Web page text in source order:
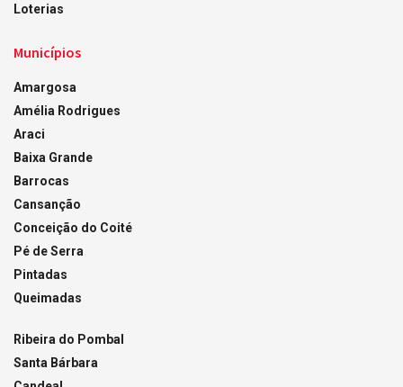
Loterias
Municípios
Amargosa
Amélia Rodrigues
Araci
Baixa Grande
Barrocas
Cansanção
Conceição do Coité
Pé de Serra
Pintadas
Queimadas
Ribeira do Pombal
Santa Bárbara